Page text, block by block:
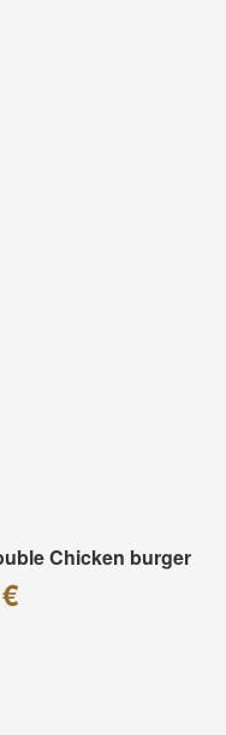
Chicken burger